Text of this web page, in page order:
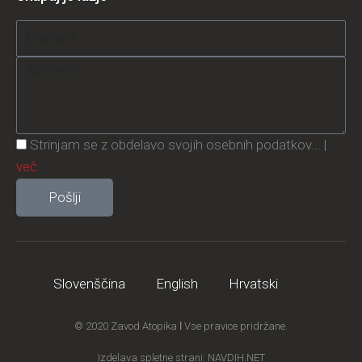
k
f
a
Privacy
Policy
Strinjam se z obdelavo svojih osebnih podatkov... |
več
Pošlji
Slovenščina English Hrvatski
© 2020 Zavod Atopika ǀ Vse pravice pridržane.
Izdelava spletne strani: NAVDIH.NET